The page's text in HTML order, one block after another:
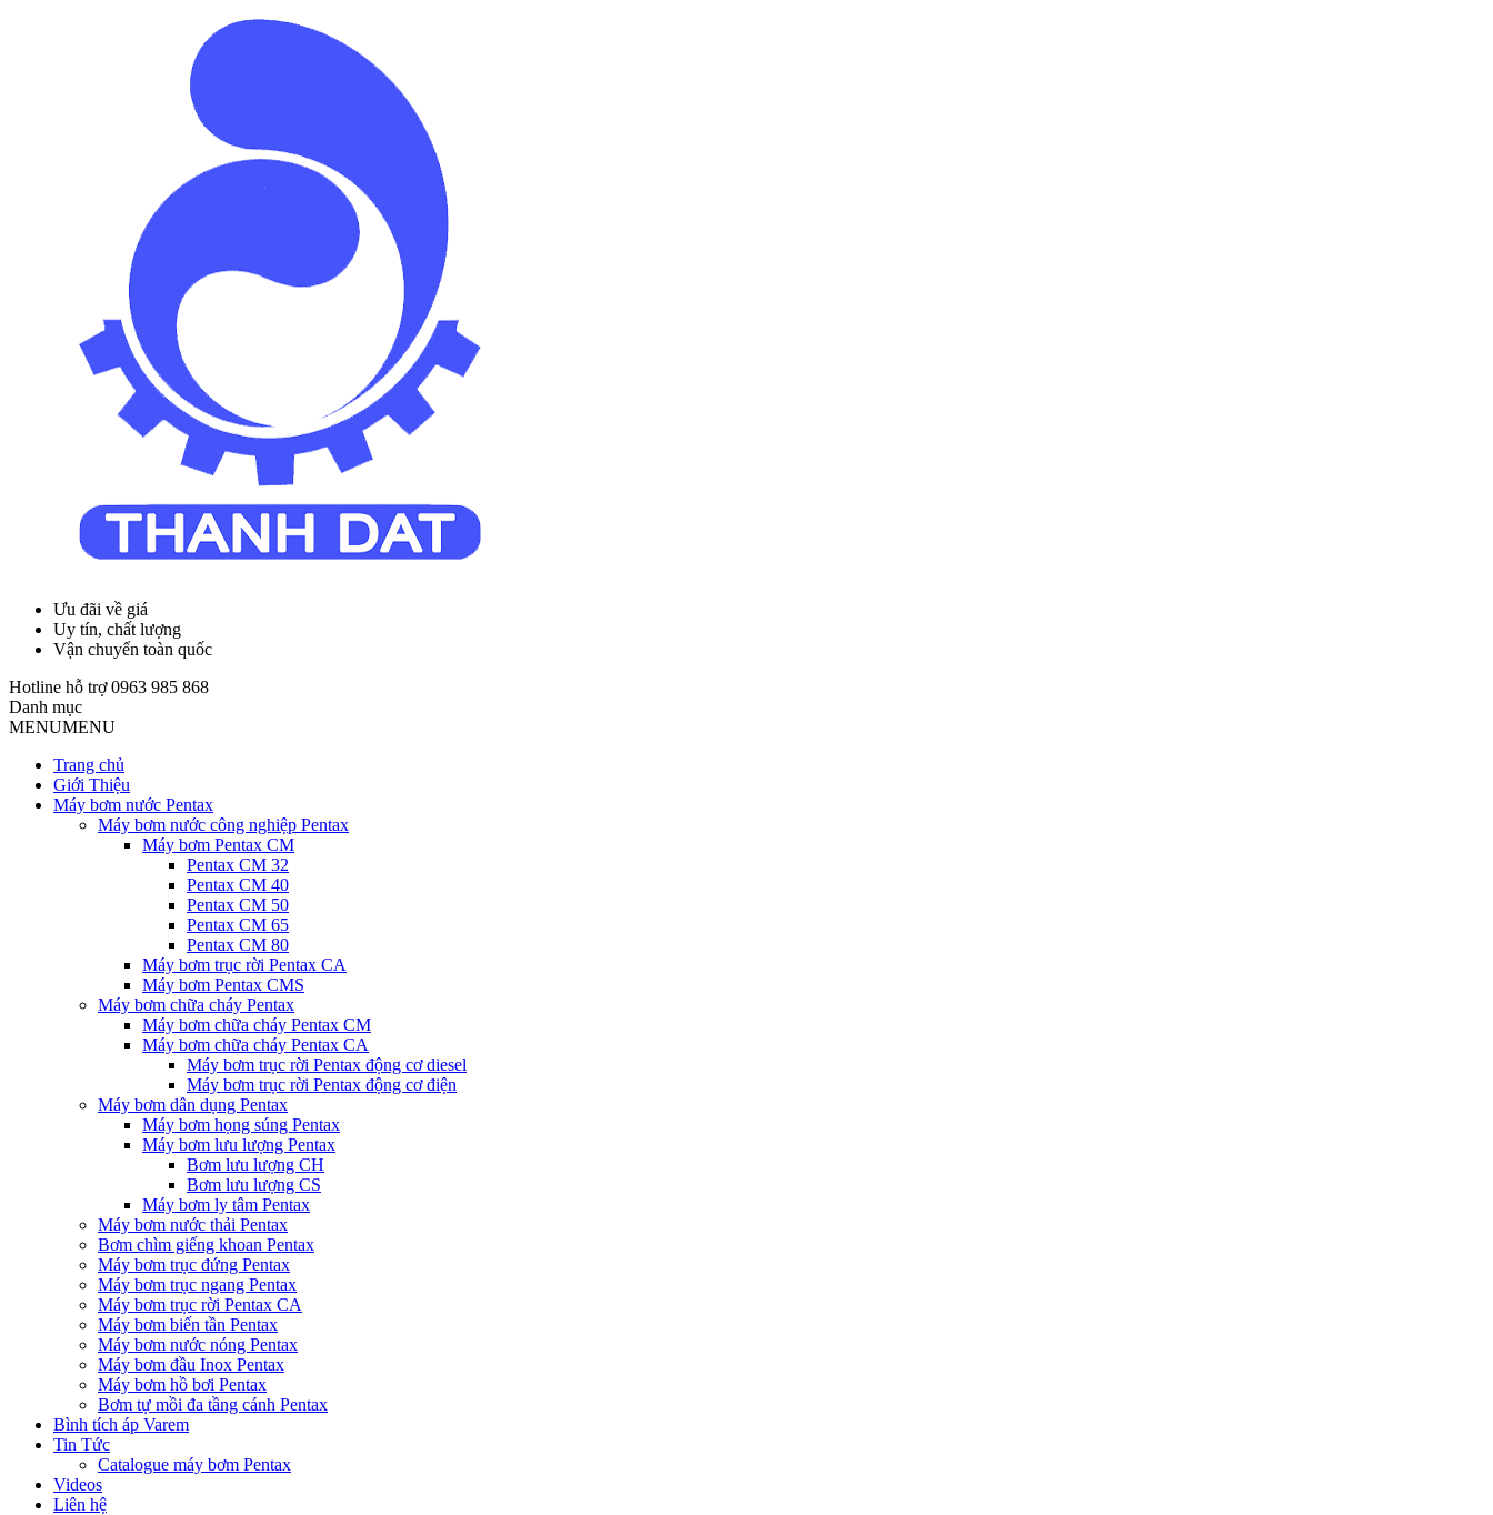
Ưu đãi về giá
Uy tín, chất lượng
Vận chuyển toàn quốc
Hotline hỗ trợ 0963 985 868
Danh mục
MENUMENU
Trang chủ
Giới Thiệu
Máy bơm nước Pentax
Máy bơm nước công nghiệp Pentax
Máy bơm Pentax CM
Pentax CM 32
Pentax CM 40
Pentax CM 50
Pentax CM 65
Pentax CM 80
Máy bơm trục rời Pentax CA
Máy bơm Pentax CMS
Máy bơm chữa cháy Pentax
Máy bơm chữa cháy Pentax CM
Máy bơm chữa cháy Pentax CA
Máy bơm trục rời Pentax động cơ diesel
Máy bơm trục rời Pentax động cơ điện
Máy bơm dân dụng Pentax
Máy bơm họng súng Pentax
Máy bơm lưu lượng Pentax
Bơm lưu lượng CH
Bơm lưu lượng CS
Máy bơm ly tâm Pentax
Máy bơm nước thải Pentax
Bơm chìm giếng khoan Pentax
Máy bơm trục đứng Pentax
Máy bơm trục ngang Pentax
Máy bơm trục rời Pentax CA
Máy bơm biến tần Pentax
Máy bơm nước nóng Pentax
Máy bơm đầu Inox Pentax
Máy bơm hồ bơi Pentax
Bơm tự mồi đa tầng cánh Pentax
Bình tích áp Varem
Tin Tức
Catalogue máy bơm Pentax
Videos
Liên hệ